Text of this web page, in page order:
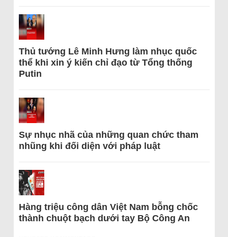
Thủ tướng Lê Minh Hưng làm nhục quốc
thể khi xin ý kiến chỉ đạo từ Tổng thống
Putin
Sự nhục nhã của những quan chức tham
nhũng khi đối diện với pháp luật
Hàng triệu công dân Việt Nam bỗng chốc
thành chuột bạch dưới tay Bộ Công An